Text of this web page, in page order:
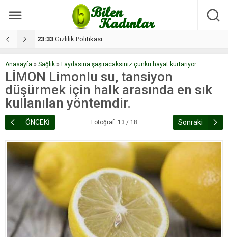
17:08 Dilan, düğününe 5 gün kala hayatını kaybetti
Anasayfa » Sağlık » Faydasına şaşıracaksınız çünkü hayat kurtarıyor...
LİMON Limonlu su, tansiyon
düşürmek için halk arasında en sık
kullanılan yöntemdir.
ÖNCEKİ Fotoğraf: 13 / 18 Sonraki